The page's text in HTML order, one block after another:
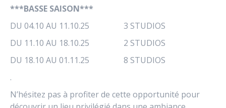
***BASSE SAISON***
DU 04.10 AU 11.10.25 3 STUDIOS
DU 11.10 AU 18.10.25 2 STUDIOS
DU 18.10 AU 01.11.25 8 STUDIOS
.
N’hésitez pas à profiter de cette opportunité pour